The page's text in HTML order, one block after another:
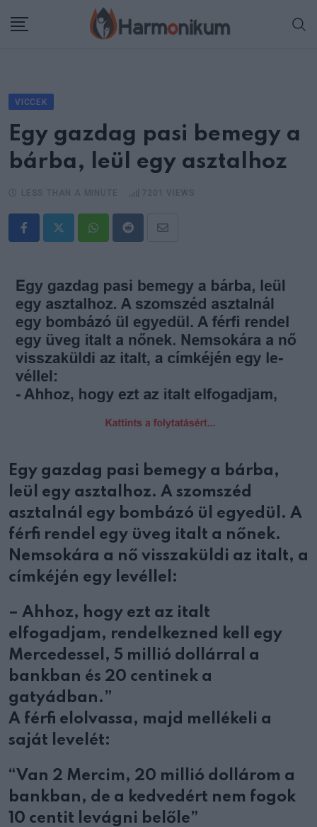
VICCEK
Egy gazdag pasi bemegy a
bárba, leül egy asztalhoz
WhatsappRedditShare
Egy gazdag pasi bemegy a bárba,
leül egy asztalhoz. A szomszéd
asztalnál egy bombázó ül egyedül. A
férfi rendel egy üveg italt a nőnek.
Nemsokára a nő visszaküldi az italt, a
címkéjén egy levéllel:
– Ahhoz, hogy ezt az italt
elfogadjam, rendelkezned kell egy
Mercedessel, 5 millió dollárral a
bankban és 20 centinek a
gatyádban.”
A férfi elolvassa, majd mellékeli a
saját levelét:
“Van 2 Mercim, 20 millió dollárom a
bankban, de a kedvedért nem fogok
10 centit levágni belőle”